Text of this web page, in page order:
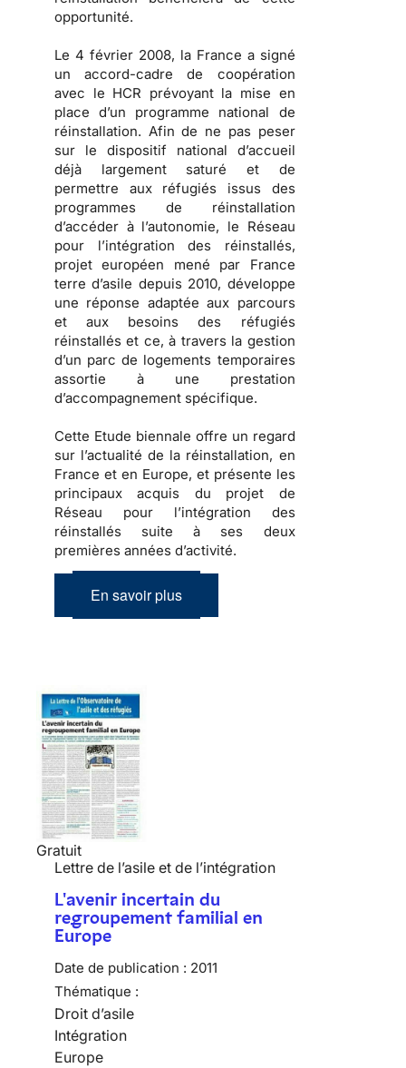
opportunité.
Le 4 février 2008, la France a signé
un accord-cadre de coopération
avec le HCR prévoyant la mise en
place d’un programme national de
réinstallation. Afin de ne pas peser
sur le dispositif national d’accueil
déjà largement saturé et de
permettre aux réfugiés issus des
programmes de réinstallation
d’accéder à l’autonomie, le Réseau
pour l’intégration des réinstallés,
projet européen mené par France
terre d’asile depuis 2010, développe
une réponse adaptée aux parcours
et aux besoins des réfugiés
réinstallés et ce, à travers la gestion
d’un parc de logements temporaires
assortie à une prestation
d’accompagnement spécifique.
Cette Etude biennale offre un regard
sur l’actualité de la réinstallation, en
France et en Europe, et présente les
principaux acquis du projet de
Réseau pour l’intégration des
réinstallés suite à ses deux
premières années d’activité.
En savoir plus
Gratuit
Lettre de l’asile et de l’intégration
L'avenir incertain du
regroupement familial en
Europe
Date de publication : 2011
Thématique :
Droit d’asile
Intégration
Europe